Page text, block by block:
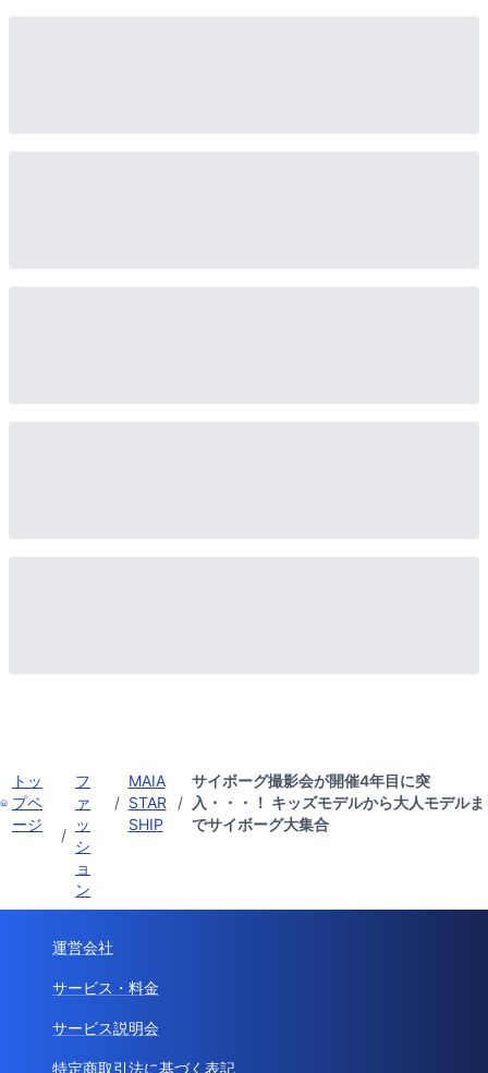
トッ
プペ
ージ
/
フ
ァ
ッ
シ
ョ
ン
/
MAIA
STAR
SHIP
/
サイボーグ撮影会が開催4年目に突
入・・・！ キッズモデルから大人モデルま
でサイボーグ大集合
運営会社
サービス・料金
サービス説明会
特定商取引法に基づく表記